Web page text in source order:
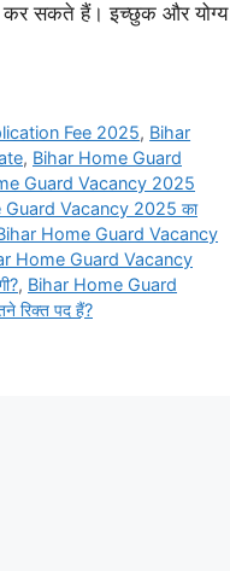
सकते हैं। इच्छुक और योग्य
Fee 2025, Bihar
, Bihar Home Guard
Guard Vacancy 2025
Guard Vacancy 2025 का
Home Guard Vacancy
Home Guard Vacancy
, Bihar Home Guard
रिक्त पद हैं?